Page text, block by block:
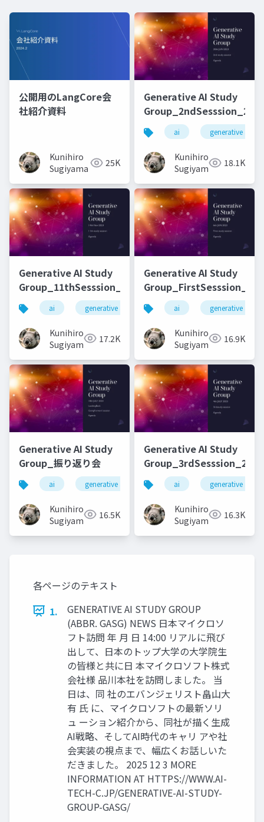
公開用のLangCore会
社紹介資料
Kunihiro
Sugiyama
25K
Generative AI Study
ai generative ai
Kunihiro
Sugiyama
18.1K
Generative AI Study
Group_11thSesssion_20231114
ai generative ai machine learning deep
Kunihiro
Sugiyama
17.2K
Generative AI Study
ai generative ai
Kunihiro
Sugiyama
16.9K
Generative AI Study
Group_振り返り会
ai generative ai machine learning deep
Kunihiro
Sugiyama
16.5K
Generative AI Study
ai generative ai
Kunihiro
Sugiyama
16.3K
各ページのテキスト
1.
GENERATIVE AI STUDY GROUP
(ABBR. GASG) NEWS 日本マイクロソ
フト訪問 年 月 日 14:00 リアルに飛び
出して、日本のトップ大学の大学院生
の皆様と共に日 本マイクロソフト株式
会社様 品川本社を訪問しました。 当
日は、同 社のエバンジェリスト畠山大
有 氏 に、マイクロソフトの最新ソリ
ュ ーション紹介から、同社が描く生成
AI戦略、そしてAI時代のキャリ アや社
会実装の視点まで、幅広くお話しいた
だきました。 2025 12 3 MORE
INFORMATION AT HTTPS://WWW.AI-
TECH-C.JP/GENERATIVE-AI-STUDY-
GROUP-GASG/